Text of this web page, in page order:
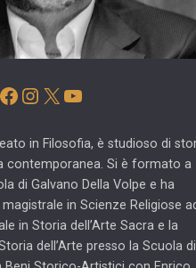
Facebook
Instagram
X YouTube
in Filosofia, è studioso di
contemporanea. Si è formato a
di Galvano Della Volpe e ha
in Scienze Religiose
in Storia dell’Arte Sacra e la
dell’Arte presso la Scuola di